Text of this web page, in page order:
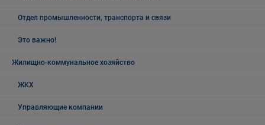
Отдел промышленности, транспорта и связи
Это важно!
Жилищно-коммунальное хозяйство
ЖКХ
Управляющие компании